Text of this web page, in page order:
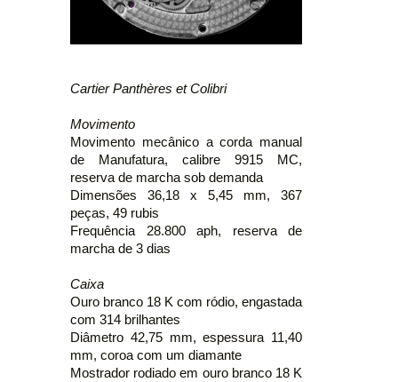
Cartier Panthères et Colibri
Movimento
Movimento mecânico a corda manual
de Manufatura, calibre 9915 MC,
reserva de marcha sob demanda
Dimensões 36,18 x 5,45 mm, 367
peças, 49 rubis
Frequência 28.800 aph, reserva de
marcha de 3 dias
Caixa
Ouro branco 18 K com ródio, engastada
com 314 brilhantes
Diâmetro 42,75 mm, espessura 11,40
mm, coroa com um diamante
Mostrador rodiado em ouro branco 18 K